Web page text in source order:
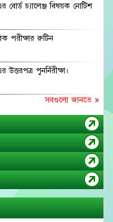
বোর্ড চ্যালেঞ্জ বিষয়ক নোটিশ
পরীক্ষার রুটিন
পুনর্নিরীক্ষা।
সবগুলো জানতে »